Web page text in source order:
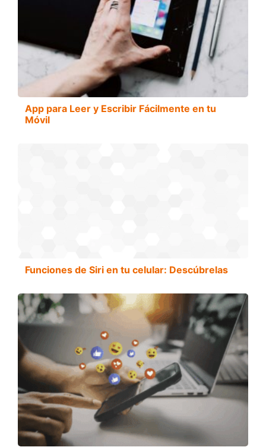
App para Leer y Escribir Fácilmente en tu
Móvil
Funciones de Siri en tu celular: Descúbrelas